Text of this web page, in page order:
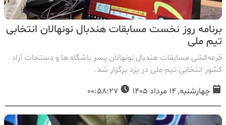
برنامه روز نخست مسابقات هندبال نونهالان انتخابی
تیم ملی
قرعه‌کشی مسابقات هندبال نونهالان پسر باشگاه ها و دستجات آزاد
كشور انتخابی تیم ملی در یزد برگزار شد.
چهارشنبه, 14 مرداد 1405